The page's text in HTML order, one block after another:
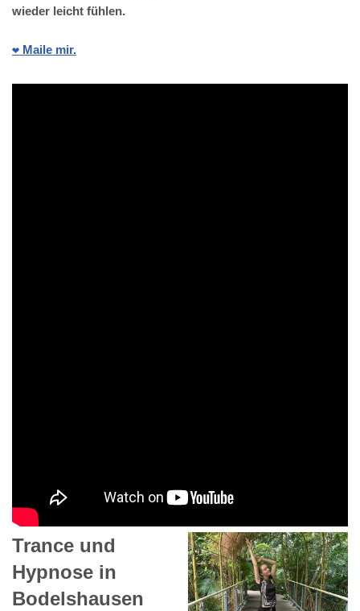
wieder leicht fühlen.
❤️ Maile mir.
Trance und
Hypnose in
Bodelshausen